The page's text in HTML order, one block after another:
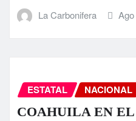
La Carbonifera
ESTATAL NACIONAL
COAHUILA EN EL